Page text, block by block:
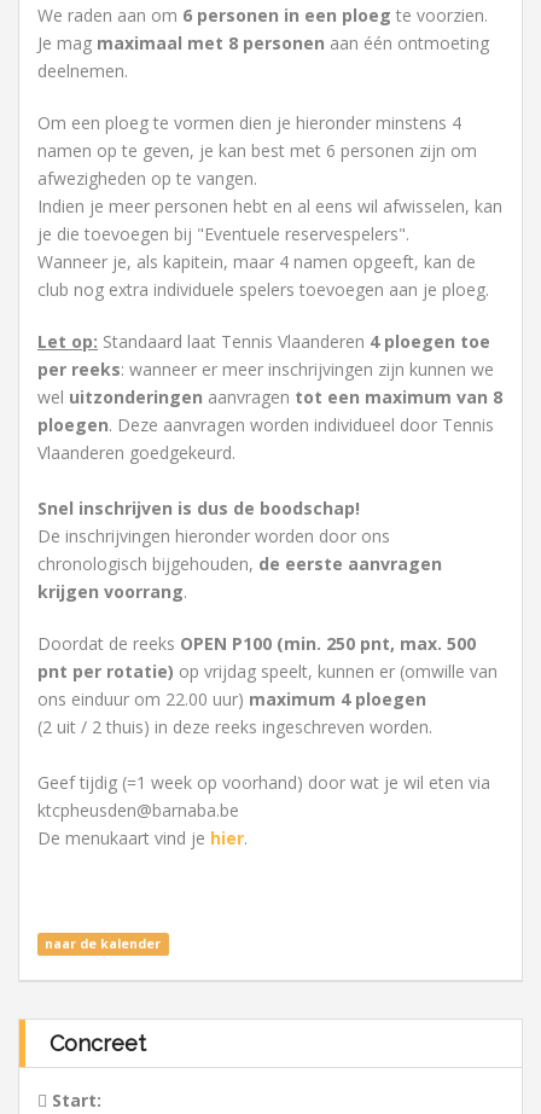
We raden aan om 6 personen in een ploeg te voorzien.
Je mag maximaal met 8 personen aan één ontmoeting
deelnemen.
Om een ploeg te vormen dien je hieronder minstens 4
namen op te geven, je kan best met 6 personen zijn om
afwezigheden op te vangen.
Indien je meer personen hebt en al eens wil afwisselen, kan
je die toevoegen bij "Eventuele reservespelers".
Wanneer je, als kapitein, maar 4 namen opgeeft, kan de
club nog extra individuele spelers toevoegen aan je ploeg.
Let op: Standaard laat Tennis Vlaanderen 4 ploegen toe
per reeks: wanneer er meer inschrijvingen zijn kunnen we
wel uitzonderingen aanvragen tot een maximum van 8
ploegen. Deze aanvragen worden individueel door Tennis
Vlaanderen goedgekeurd.
Snel inschrijven is dus de boodschap!
De inschrijvingen hieronder worden door ons
chronologisch bijgehouden, de eerste aanvragen
krijgen voorrang.
Doordat de reeks OPEN P100 (min. 250 pnt, max. 500
pnt per rotatie) op vrijdag speelt, kunnen er (omwille van
ons einduur om 22.00 uur) maximum 4 ploegen
(2 uit / 2 thuis) in deze reeks ingeschreven worden.
Geef tijdig (=1 week op voorhand) door wat je wil eten via
ktcpheusden@barnaba.be
De menukaart vind je hier.
naar de kalender
Concreet
Start: